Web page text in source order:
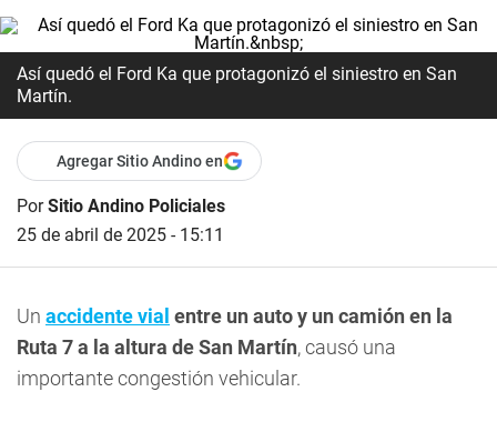
Así quedó el Ford Ka que protagonizó el siniestro en San
Martín.
Agregar Sitio Andino en
PorSitio Andino Policiales
25 de abril de 2025 - 15:11
Un accidente vial entre un auto y un camión en la
Ruta 7 a la altura de San Martín, causó una
importante congestión vehicular.